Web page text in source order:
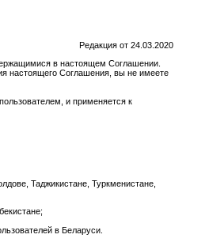
Редакция от 24.03.2020
в настоящем Соглашении.
настоящего Соглашения, вы не имеете
и применяется к
Таджикистане, Туркменистане,
в Беларуси.